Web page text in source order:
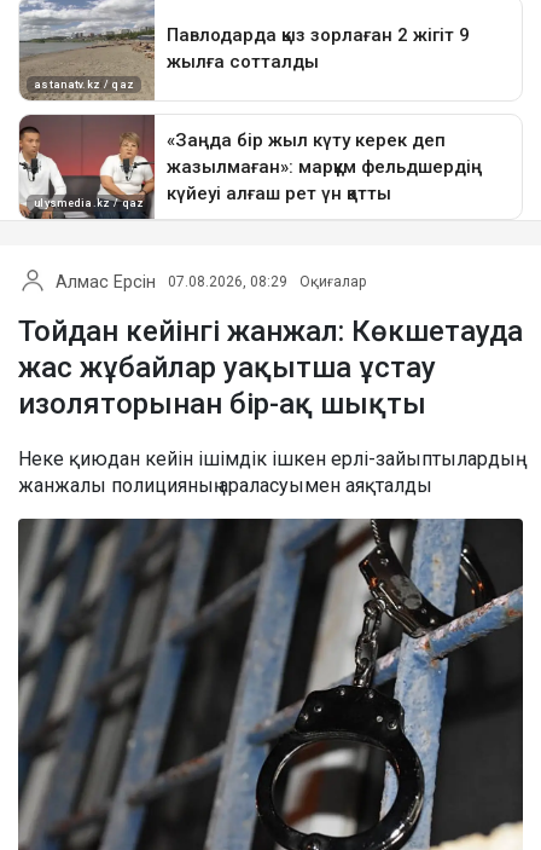
Алмас Ерсін 07.08.2026, 08:29 Оқиғалар
Тойдан кейінгі жанжал: Көкшетауда
жас жұбайлар уақытша ұстау
изоляторынан бір-ақ шықты
Неке қиюдан кейін ішімдік ішкен ерлі-зайыптылардың
жанжалы полицияның араласуымен аяқталды